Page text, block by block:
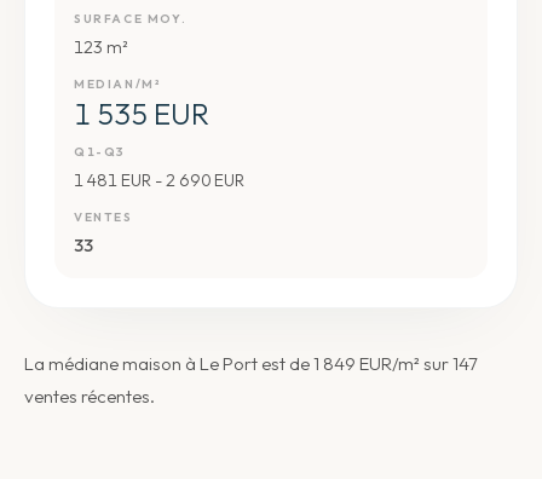
SURFACE MOY.
123 m²
MEDIAN/M²
1 535 EUR
Q1-Q3
1 481 EUR - 2 690 EUR
VENTES
33
La médiane maison à Le Port est de 1 849 EUR/m² sur 147
ventes récentes.